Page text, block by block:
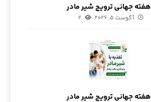
هفته جهانی ترویج شیر مادر
آگوست ۵, ۲۰۲۶ ۲
هفته جهانی ترویج شیر مادر